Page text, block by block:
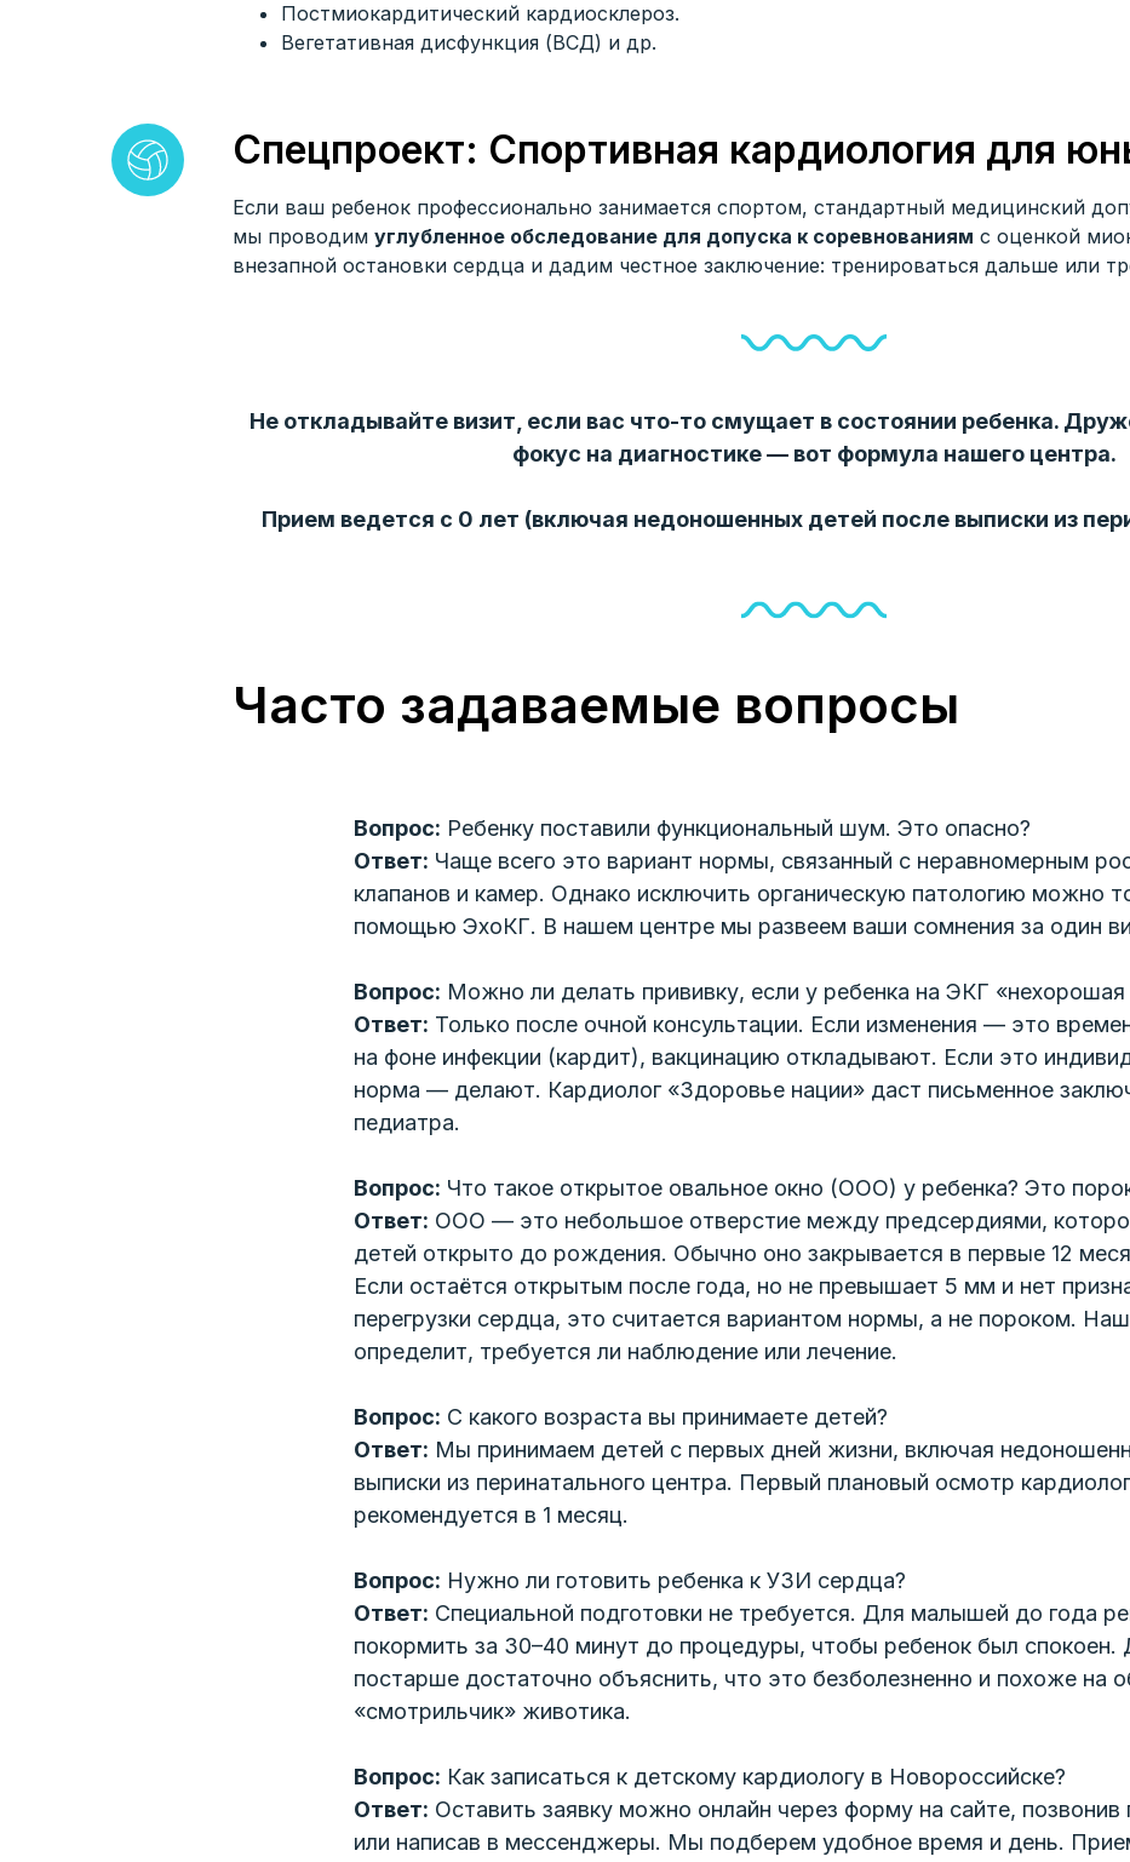
Постмиокардитический кардиосклероз.
Вегетативная дисфункция (ВСД) и др.
Спецпроект: Спортивная кардиология для
Если ваш ребенок профессионально занимается спортом, стандартный медицинский
мы проводим углубленное обследование для допуска к соревнованиям с оценкой
внезапной остановки сердца и дадим честное заключение: тренироваться дальше или
Не откладывайте визит, если вас что-то смущает в состоянии ребенка.
фокус на диагностике — вот формула нашего центра.
Прием ведется с 0 лет (включая недоношенных детей после выписки из
Часто задаваемые вопросы
Вопрос: Ребенку поставили функциональный шум. Это опасно?
Ответ: Чаще всего это вариант нормы, связанный с неравномерным
клапанов и камер. Однако исключить органическую патологию можно
помощью ЭхоКГ. В нашем центре мы развеем ваши сомнения за один
Вопрос: Можно ли делать прививку, если у ребенка на ЭКГ «нехорошая
Ответ: Только после очной консультации. Если изменения — это
на фоне инфекции (кардит), вакцинацию откладывают. Если это
норма — делают. Кардиолог «Здоровье нации» даст письменное
педиатра.
Вопрос: Что такое открытое овальное окно (ООО) у ребенка? Это
Ответ: ООО — это небольшое отверстие между предсердиями,
детей открыто до рождения. Обычно оно закрывается в первые 12
Если остаётся открытым после года, но не превышает 5 мм и нет
перегрузки сердца, это считается вариантом нормы, а не пороком.
определит, требуется ли наблюдение или лечение.
Вопрос: С какого возраста вы принимаете детей?
Ответ: Мы принимаем детей с первых дней жизни, включая
выписки из перинатального центра. Первый плановый осмотр
рекомендуется в 1 месяц.
Вопрос: Нужно ли готовить ребенка к УЗИ сердца?
Ответ: Специальной подготовки не требуется. Для малышей до года
покормить за 30–40 минут до процедуры, чтобы ребенок был спокоен.
постарше достаточно объяснить, что это безболезненно и похоже на
«смотрильчик» животика.
Вопрос: Как записаться к детскому кардиологу в Новороссийске?
Ответ: Оставить заявку можно онлайн через форму на сайте, позвонив
или написав в мессенджеры. Мы подберем удобное время и день.
ЗАПИШИТЕСЬ НА ПРИЕМ
ОНЛАЙН-
ЗАПИСЬ